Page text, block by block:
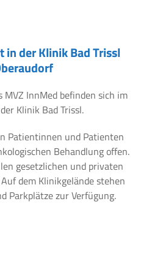
in der Klinik Bad Trissl
MVZ InnMed befinden sich im
Klinik Bad Trissl.
Patientinnen und Patienten
Behandlung offen.
gesetzlichen und privaten
dem Klinikgelände stehen
Parkplätze zur Verfügung.